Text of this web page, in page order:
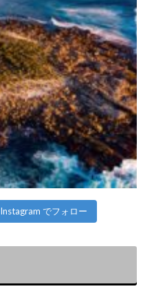
Instagram でフォロー